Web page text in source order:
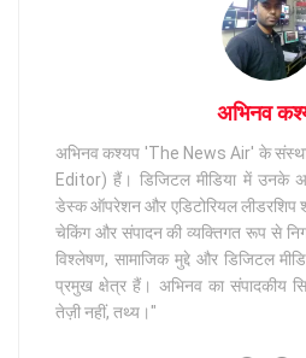
अभिनव
अभिनव कश्यप 'The News Air' के
Editor) हैं। डिजिटल मीडिया में उनके
डेस्क ऑपरेशन और एडिटोरियल लीडरशिप
चेकिंग और संपादन की व्यक्तिगत रूप से
विश्लेषण, सामाजिक मुद्दे और डिजिटल
प्रमुख क्षेत्र हैं। अभिनव का संपादकीय
तेज़ी नहीं, तथ्य।"